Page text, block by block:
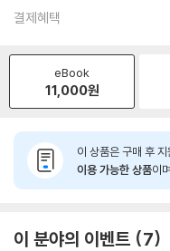
결제혜택
eBook
11,000원
이 상품은 구매 후 지
이용 가능한 상품이
이 분야의 이벤트 7